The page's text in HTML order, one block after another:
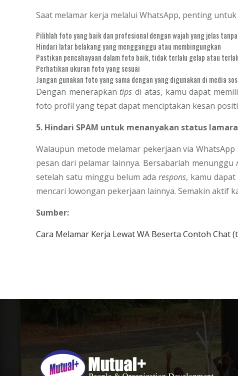
Saat melamar kerja melalui WhatsApp, penting
Pilihlah foto yang baik dan profesional dengan wajah yang jelas
Hindari latar belakang yang mengganggu atau membingungkan
Pastikan pencahayaan dalam foto baik, tidak terlalu gelap atau
Perhatikan ukuran foto yang sesuai
Jangan gunakan foto yang sama dengan yang digunakan di media
Dengan menerapkan tips di atas, kamu dapat
foto profil yang tepat dapat menciptakan kesan
5. Hindari SPAM untuk menanyakan status
Walaupun metode melamar pekerjaan via
pesan dari pelamar lainnya. Bersabarlah menunggu
setelah satu minggu belum ada respons, kamu
mencari lowongan pekerjaan lainnya. Semakin aktif
Sumber:
Cara Melamar Kerja Lewat WA Beserta Contoh Chat